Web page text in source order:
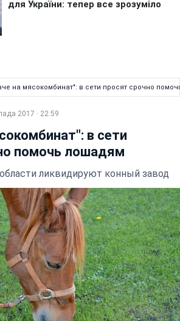
на мясокомбинат": в сети просят срочно
2017 · 22:59
в сети
помочь лошадям
ликвидируют конный завод